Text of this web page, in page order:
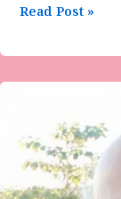
Read Post »